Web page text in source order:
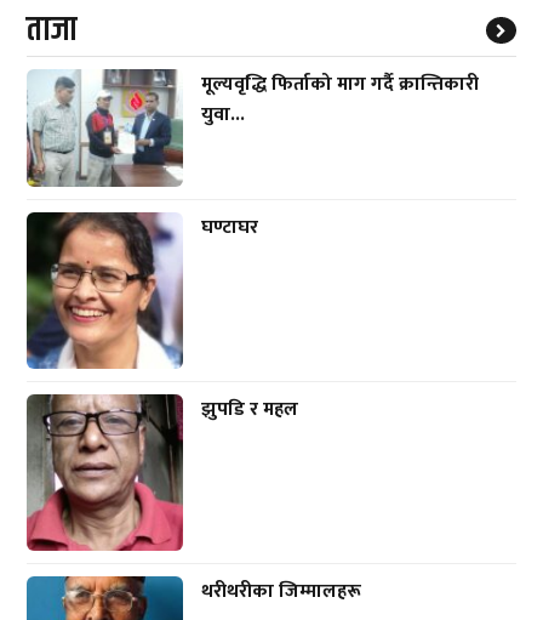
ताजा
मूल्यवृद्धि फिर्ताको माग गर्दै क्रान्तिकारी
युवा...
घण्टाघर
झुपडि र महल
थरीथरीका जिम्मालहरू